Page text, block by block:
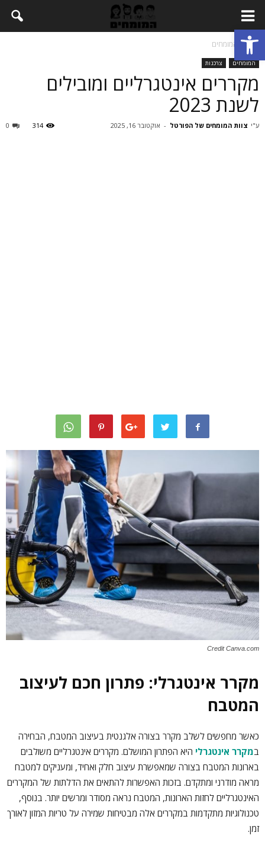
Open toolbar
בית המומחים
המומחים צרכנות
מקררים אינטגרליים ומובילים
לשנת 2023
ע"י צוות המומחים של הפורטל - אוקטובר 16, 2025 0 314
Credit Canva.com
מקרר אינטגרלי: פתרון חכם לעיצוב
המטבח
כאשר מחפשים לשלב מקרר בצורה אלגנטית בעיצוב המטבח, הבחירה
במקרר אינטגרלי היא הפתרון המושלם. מקררים אינטגרליים משולבים
בארונות המטבח בצורה שמאפשרת עיצוב חלק ואחיד, ומעניקים למטבח
מראה מודרני ומתקדם. בזכות האפשרות להתאים את הדלתות של המקררים
האינטגרליים לחזות הארונות, המטבח נראה מסודר ומרשים יותר. בנוסף,
טכנולוגיות מתקדמות במקררים אלה מבטיחות שמירה על טריות המזון לאורך
זמן.